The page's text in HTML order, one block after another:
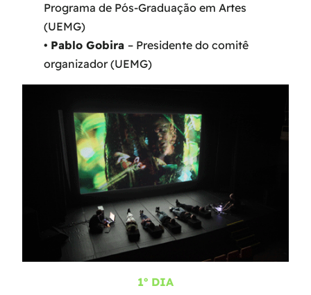
Programa de Pós-Graduação em Artes
(UEMG)
• Pablo Gobira – Presidente do comitê
organizador (UEMG)
1º DIA